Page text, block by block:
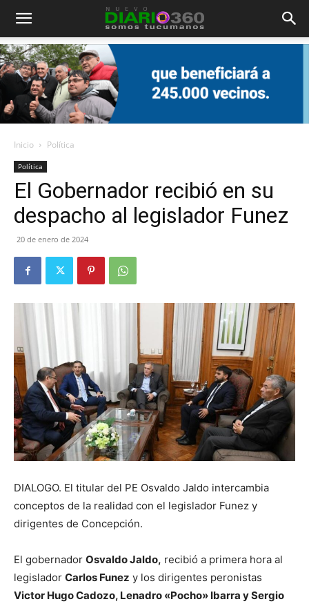
Diario
360
Inicio Política
Política
El Gobernador recibió en su
despacho al legislador Funez
20 de enero de 2024
DIALOGO. El titular del PE Osvaldo Jaldo intercambia
conceptos de la realidad con el legislador Funez y
dirigentes de Concepción.
El gobernador Osvaldo Jaldo, recibió a primera hora al
legislador Carlos Funez y los dirigentes peronistas
Victor Hugo Cadozo, Lenadro «Pocho» Ibarra y Sergio